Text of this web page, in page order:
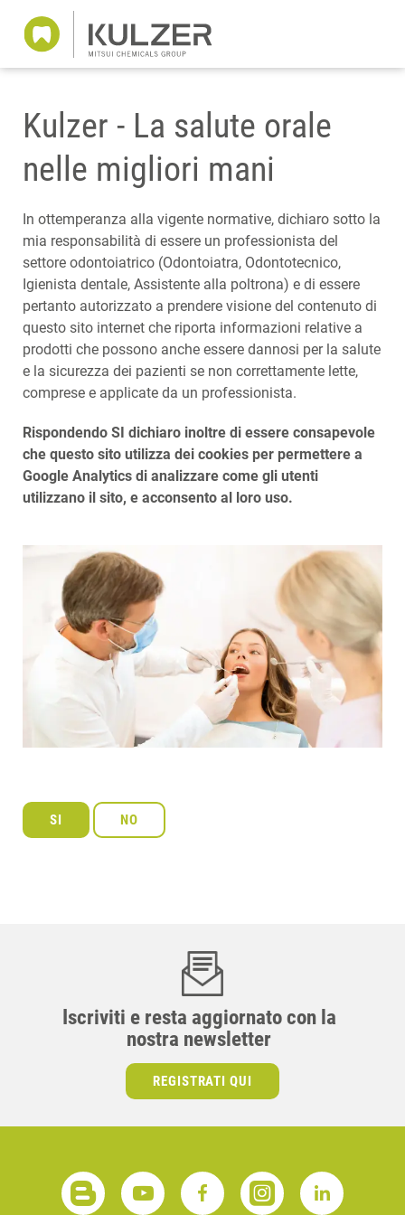
Kulzer - La salute orale
nelle migliori mani
In ottemperanza alla vigente normative, dichiaro sotto la
mia responsabilità di essere un professionista del
settore odontoiatrico (Odontoiatra, Odontotecnico,
Igienista dentale, Assistente alla poltrona) e di essere
pertanto autorizzato a prendere visione del contenuto di
questo sito internet che riporta informazioni relative a
prodotti che possono anche essere dannosi per la salute
e la sicurezza dei pazienti se non correttamente lette,
comprese e applicate da un professionista.
Rispondendo SI dichiaro inoltre di essere consapevole
che questo sito utilizza dei cookies per permettere a
Google Analytics di analizzare come gli utenti
utilizzano il sito, e acconsento al loro uso.
Iscriviti e resta aggiornato con la
nostra newsletter
REGISTRATI QUI